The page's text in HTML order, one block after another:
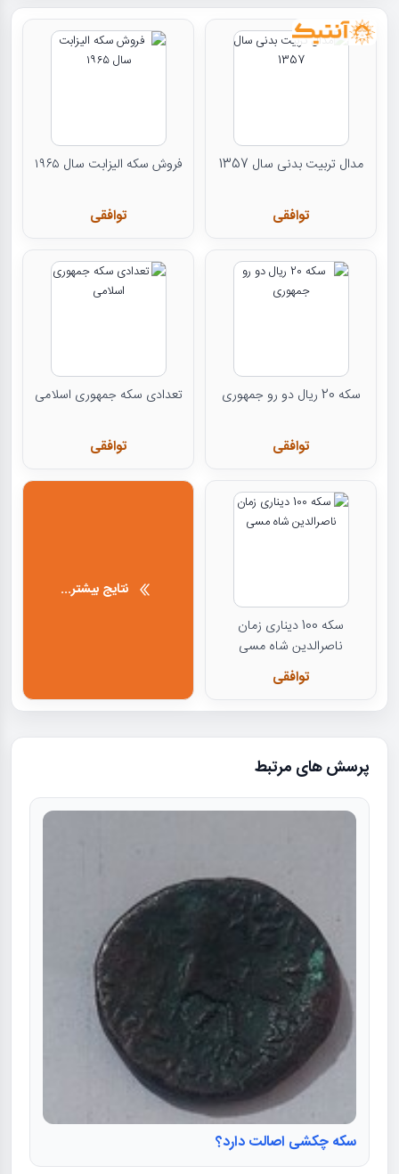
مدال تربیت بدنی سال 1357
توافقی
فروش سکه الیزابت سال ۱۹۶۵
توافقی
سکه 20 ریال دو رو جمهوری
توافقی
تعدادی سکه جمهوری اسلامی
توافقی
سکه 100 دیناری زمان
ناصرالدین شاه مسی
توافقی
نتایج بیشتر...
پرسش های مرتبط
سکه چکشی اصالت دارد؟